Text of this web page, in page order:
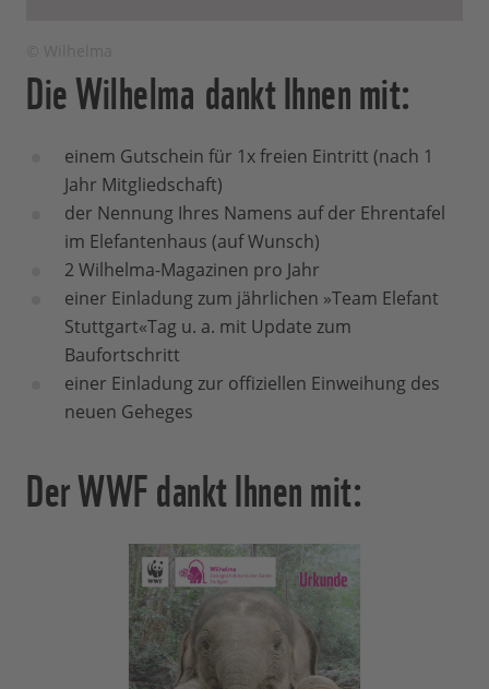
Die Wilhelma dankt Ihnen mit:
einem Gutschein für 1x freien Eintritt (nach 1
Jahr Mitgliedschaft)
der Nennung Ihres Namens auf der Ehrentafel
im Elefantenhaus (auf Wunsch)
2 Wilhelma-­Magazinen pro Jahr
einer Einladung zum jährlichen »Team Elefant
Stuttgart«­Tag u. a. mit Update zum
Baufortschritt
einer Einladung zur offiziellen Einweihung des
neuen Geheges
Der WWF dankt Ihnen mit: